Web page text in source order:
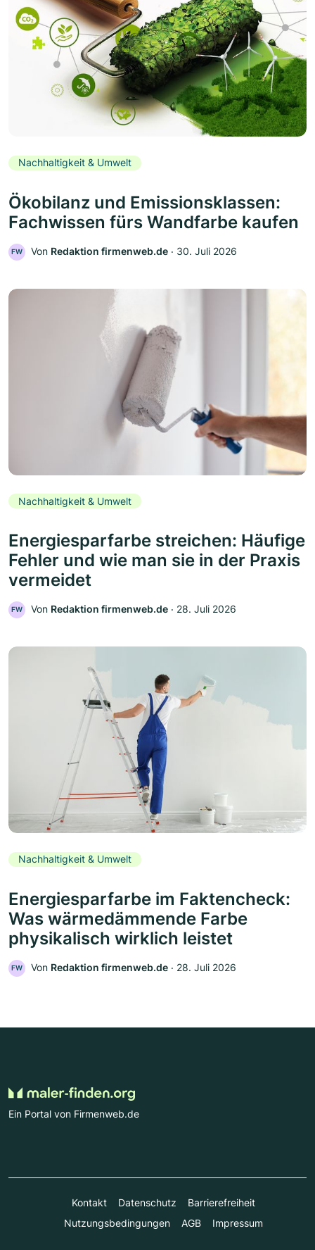
Nachhaltigkeit & Umwelt
Ökobilanz und Emissionsklassen:
Fachwissen fürs Wandfarbe kaufen
FW Von Redaktion firmenweb.de ‧ 30. Juli 2026
Nachhaltigkeit & Umwelt
Energiesparfarbe streichen: Häufige
Fehler und wie man sie in der Praxis
vermeidet
FW Von Redaktion firmenweb.de ‧ 28. Juli 2026
Nachhaltigkeit & Umwelt
Energiesparfarbe im Faktencheck:
Was wärmedämmende Farbe
physikalisch wirklich leistet
FW Von Redaktion firmenweb.de ‧ 28. Juli 2026
Ein Portal von Firmenweb.de
Kontakt Datenschutz
Barrierefreiheit
Nutzungsbedingungen
AGB Impressum